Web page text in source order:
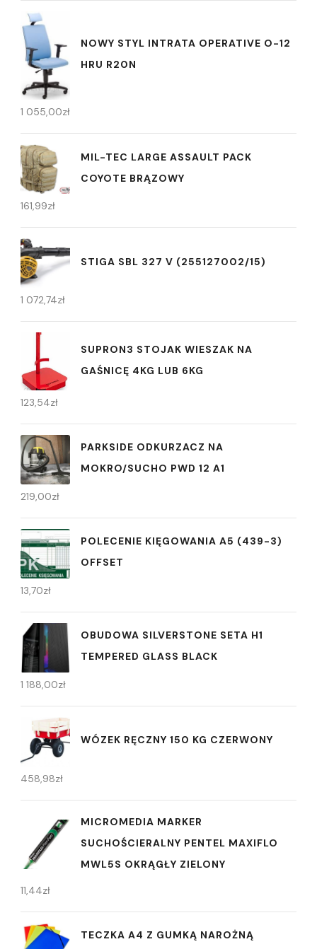
NOWY STYL INTRATA OPERATIVE O-12
HRU R20N
1 055,00zł
MIL-TEC LARGE ASSAULT PACK
COYOTE BRĄZOWY
161,99zł
STIGA SBL 327 V (255127002/15)
1 072,74zł
SUPRON3 STOJAK WIESZAK NA
GAŚNICĘ 4KG LUB 6KG
123,54zł
PARKSIDE ODKURZACZ NA
MOKRO/SUCHO PWD 12 A1
219,00zł
POLECENIE KIĘGOWANIA A5 (439-3)
OFFSET
13,70zł
OBUDOWA SILVERSTONE SETA H1
TEMPERED GLASS BLACK
1 188,00zł
WÓZEK RĘCZNY 150 KG CZERWONY
458,98zł
MICROMEDIA MARKER
SUCHOŚCIERALNY PENTEL MAXIFLO
MWL5S OKRĄGŁY ZIELONY
11,44zł
TECZKA A4 Z GUMKĄ NAROŻNĄ